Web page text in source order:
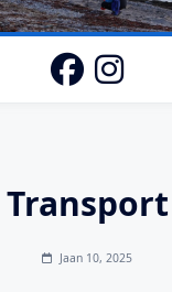
Transport
Jaan 10, 2025